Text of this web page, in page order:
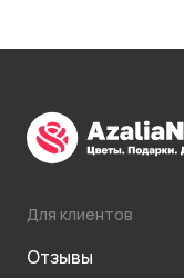
Для клиентов
Отзывы